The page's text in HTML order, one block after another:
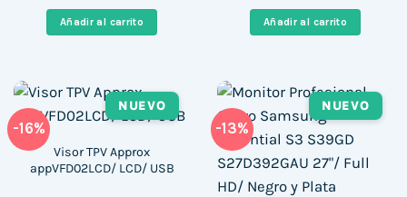
era:
599,61 €.
es:
Añadir al carrito
era:
1.258,88 €.
Añadir al carrito
-16%
NUEVO
Visor TPV Approx
appVFD02LCD/ LCD/ USB
-13%
NUEVO